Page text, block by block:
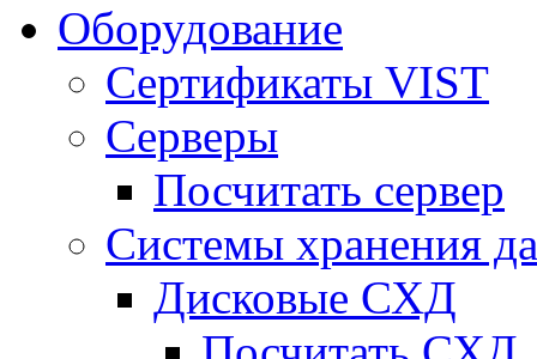
Оборудование
Сертификаты VIST
Серверы
Посчитать сервер
Системы хранения
Дисковые СХД